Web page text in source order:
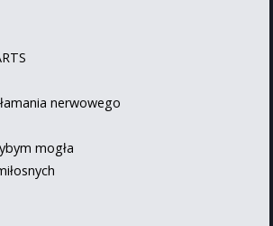
nerwowego
mogła